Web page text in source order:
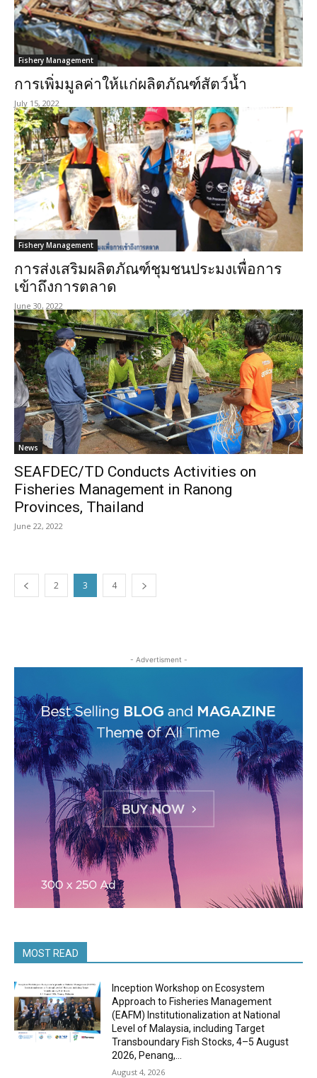
Fishery Management
การเพิ่มมูลค่าให้แก่ผลิตภัณฑ์สัตว์น้ำ
July 15, 2022
Fishery Management
การส่งเสริมผลิตภัณฑ์ชุมชนประมงเพื่อการ
เข้าถึงการตลาด
June 30, 2022
News
SEAFDEC/TD Conducts Activities on
Fisheries Management in Ranong
Provinces, Thailand
June 22, 2022
2 3 4
- Advertisment -
MOST READ
Inception Workshop on Ecosystem
Approach to Fisheries Management
(EAFM) Institutionalization at National
Level of Malaysia, including Target
Transboundary Fish Stocks, 4–5 August
2026, Penang,...
August 4, 2026